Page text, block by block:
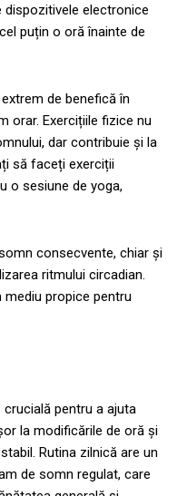
dispozitivele electronice
puțin o oră înainte de
de benefică în
orar. Exercițiile fizice nu
dar contribuie și la
să faceți exerciții
o sesiune de yoga,
consecvente, chiar și
ritmului circadian.
propice pentru
pentru a ajuta
la modificările de oră și
Rutina zilnică are un
de somn regulat, care